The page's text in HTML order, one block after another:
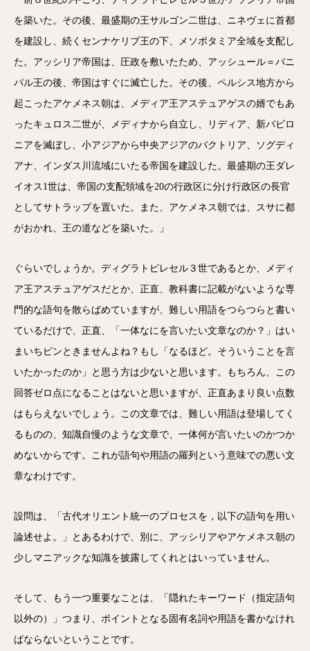
を築いた。その後、最盛期の王サルゴン二世は、ニネヴェに首都
を建設し、続くセンナケリブ王の下、メソポタミア全域を支配し
た。アッシリア帝国は、圧政を敷いたため、アッシュール＝バニ
パル王の後、帝国はすぐに滅亡した。その後、ペルシス地方から
起こったアケメネス朝は、メディア王アステュアゲスの婿でもあ
ったキュロス二世が、メディナから自立し、リディア、新バビロ
ニアを滅ぼし、小アジアから中央アジアのバクトリア、ソグディ
アナ、インダス川流域にいたる帝国を建設した。最盛期の王ダレ
イオス1世は、帝国の支配領域を20の行政区に分け行政区の長官
としてサトラップを置いた。また、アケメネス朝では、スサに都
がおかれ、王の道などを築いた。」
ぐらいでしょうか。ディグラトピレセル３世であるとか、メディ
ア王アステュアゲスだとか、正直、教科書に記載がないような専
門的な語句を散らばめていますが、難しい用語をつらつらと書い
ているだけで、正直、「一体なにを言いたい文章なのか？」はい
まいちピンときませんよね？もし「なるほど。そういうことを言
いたかったのか」と思う方は少ないと思います。もちろん、この
回答ゼロ点になることはないと思いますが、正直あまり良い点数
はもらえないでしょう。この文章では、難しい用語は登場してく
るものの、知識自慢のような文章で、一体何が言いたいのかつか
めないからです。これが語句や用語の羅列という意味での悪い文
章なわけです。
設問は、「古代オリエント統一のプロセスを，以下の語句を用い
論述せよ。」とあるわけで、別に、アッシリアやアケメネス朝の
少しマニアックな知識を披露してくれとはいっていません。
そして、もう一つ重要なことは、「隠れたキーワード（指定語句
以外の）」つまり、ポイントとなる固有名詞や用語を書かなけれ
ばならないということです。